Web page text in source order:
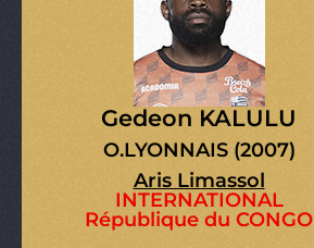
Gedeon KALULU
O.LYONNAIS (2007)
Aris Limassol
INTERNATIONAL
République du CONGO